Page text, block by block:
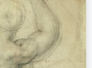
uma árvore.